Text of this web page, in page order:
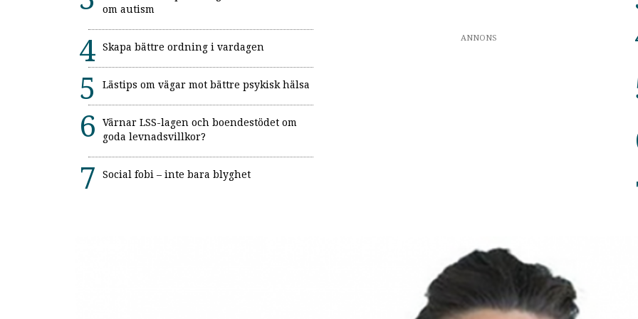
om autism
Skapa bättre ordning i vardagen
Lästips om vägar mot bättre psykisk hälsa
Värnar LSS-lagen och boendestödet om
goda levnadsvillkor?
Social fobi – inte bara blyghet
ANNONS